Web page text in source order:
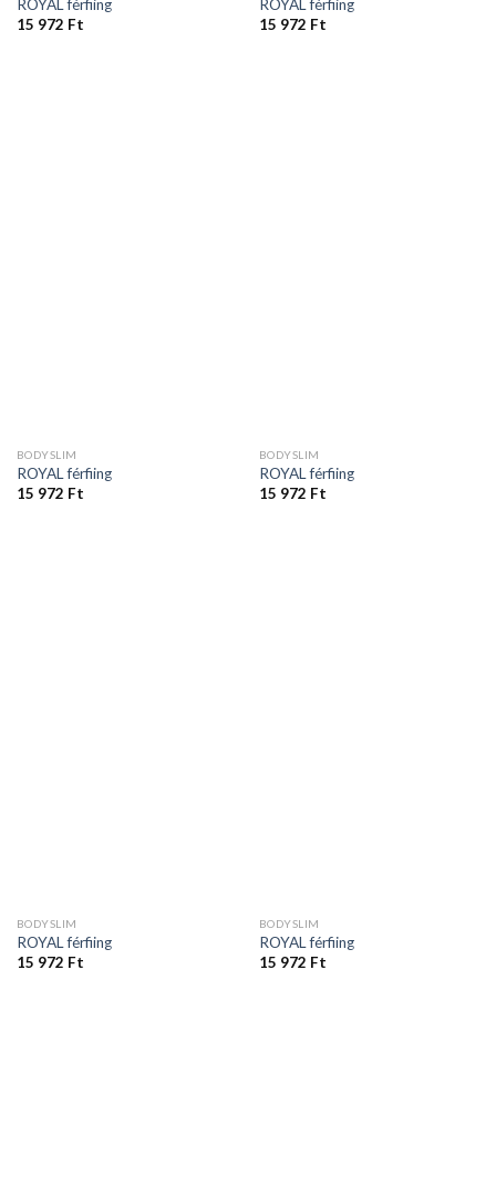
ROYAL férfiing
15 972 Ft
ROYAL férfiing
15 972 Ft
BODYSLIM
ROYAL férfiing
15 972 Ft
BODYSLIM
ROYAL férfiing
15 972 Ft
BODYSLIM
ROYAL férfiing
15 972 Ft
BODYSLIM
ROYAL férfiing
15 972 Ft